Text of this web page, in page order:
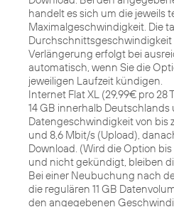
handelt es sich um die jeweils
Maximalgeschwindigkeit. Die
Durchschnittsgeschwindigkeit
Verlängerung erfolgt bei
automatisch, wenn Sie die
jeweiligen Laufzeit kündigen.
Internet Flat XL (29,99€ pro 28
14 GB innerhalb Deutschlands
Datengeschwindigkeit von bis
und 8,6 Mbit/s (Upload),
Download. (Wird die Option
und nicht gekündigt, bleiben
Bei einer Neubuchung nach
die regulären 11 GB
den angegebenen